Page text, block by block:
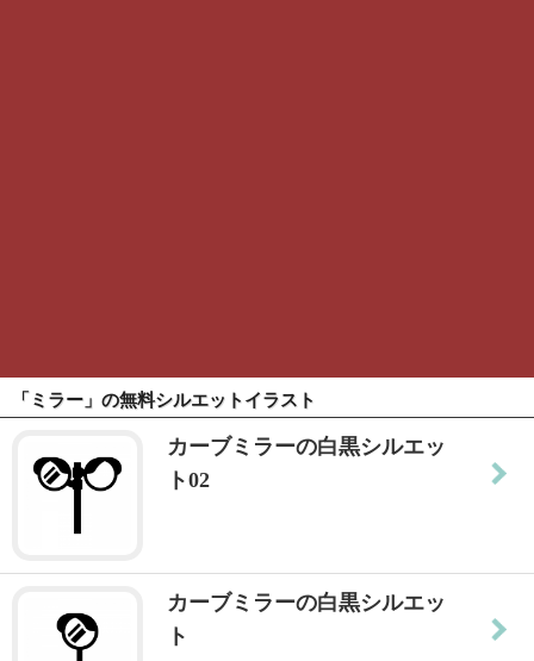
「ミラー」の無料シルエットイラスト
カーブミラーの白黒シルエッ
ト02
カーブミラーの白黒シルエッ
ト